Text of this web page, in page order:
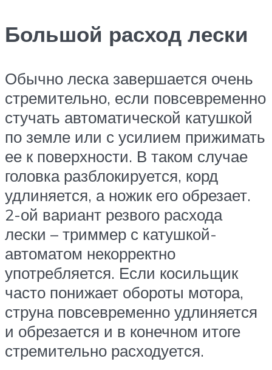
Большой расход лески
Обычно леска завершается очень
стремительно, если повсевременно
стучать автоматической катушкой
по земле или с усилием прижимать
ее к поверхности. В таком случае
головка разблокируется, корд
удлиняется, а ножик его обрезает.
2-ой вариант резвого расхода
лески – триммер с катушкой-
автоматом некорректно
употребляется. Если косильщик
часто понижает обороты мотора,
струна повсевременно удлиняется
и обрезается и в конечном итоге
стремительно расходуется.